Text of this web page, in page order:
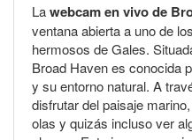
Lawebcam en vivo de
ventana abierta a uno de
hermosos de Gales.
Broad Haven es conocida
y su entorno natural. A
disfrutar del paisaje
olas y quizás incluso ver